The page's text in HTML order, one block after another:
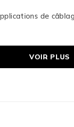
de
VOIR PLUS